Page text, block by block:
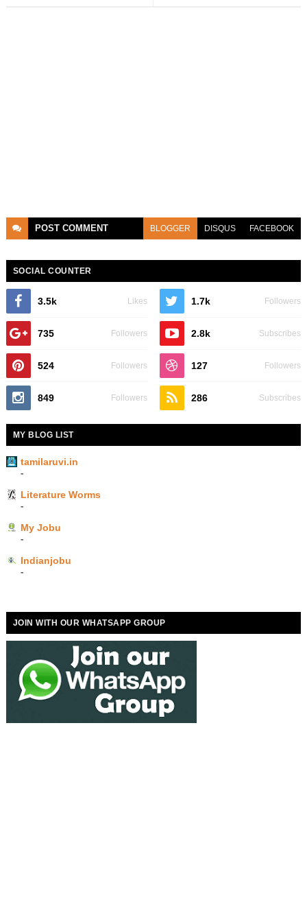
POST COMMENT BLOGGER DISQUS FACEBOOK
SOCIAL COUNTER
3.5k Likes 1.7k Followers
735 Followers 2.8k Subscribes
524 Followers 127 Followers
849 Followers 286 Subscribes
MY BLOG LIST
tamilaruvi.in
-
Literature Worms
-
My Jobu
-
Indianjobu
-
JOIN WITH OUR WHATSAPP GROUP